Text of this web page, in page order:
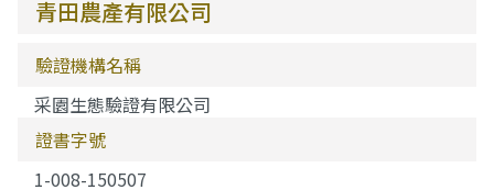
青田農產有限公司
驗證機構名稱
采園生態驗證有限公司
證書字號
1-008-150507